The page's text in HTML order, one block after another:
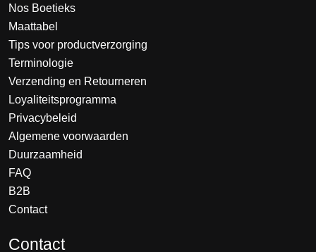
Nos Boetieks
Maattabel
Tips voor productverzorging
Terminologie
Verzending en Retourneren
Loyaliteitsprogramma
Privacybeleid
Algemene voorwaarden
Duurzaamheid
FAQ
B2B
Contact
Contact